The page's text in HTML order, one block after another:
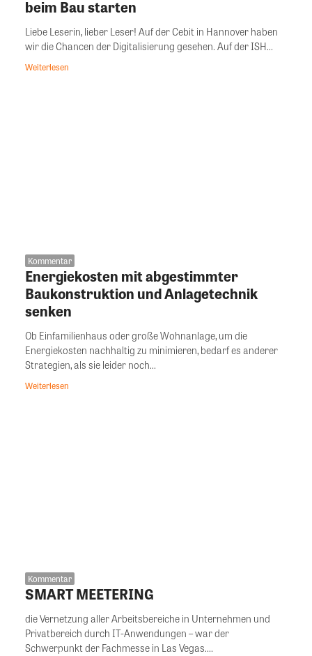
beim Bau starten
Liebe Leserin, lieber Leser! Auf der Cebit in Hannover haben
wir die Chancen der Digitalisierung gesehen. Auf der ISH...
Weiterlesen
Kommentar
Energiekosten mit abgestimmter
Baukonstruktion und Anlagetechnik
senken
Ob Einfamilienhaus oder große Wohnanlage, um die
Energiekosten nachhaltig zu minimieren, bedarf es anderer
Strategien, als sie leider noch...
Weiterlesen
Kommentar
SMART MEETERING
die Vernetzung aller Arbeitsbereiche in Unternehmen und
Privatbereich durch IT-Anwendungen – war der
Schwerpunkt der Fachmesse in Las Vegas....